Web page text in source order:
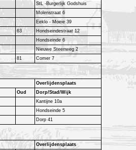
StL -Burgerlijk Godshuis
Molenstraat 6
Eeklo - Moeie 39
63
Hondseindestraat 12
Hondseinde 6
Nieuwe Steenweg 2
81 Comer 7
Overlijdensplaats
Oud
Dorp/Stad/Wijk
Kantijne 10a
Hondseinde 5
Dorp 41
Overlijdensplaats